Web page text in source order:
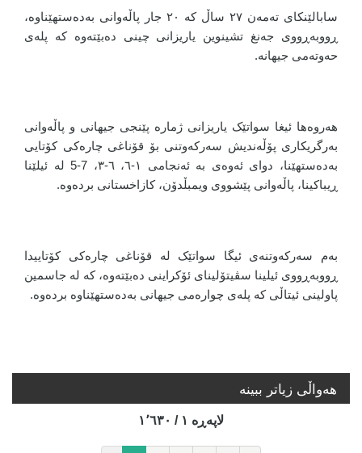
سابالێنکای تەمەن ٢٧ ساڵ کە ٢٠ جار پاڵەوانی بەدەستهێناوە،
ڕووبەڕووی جەنغ تشينوين یاریزانی چینی دەبێتەوە کە پلەی
حەوتەمی جیهانە.
هەروەها ئیغا سواتێک یاریزانی ژمارە پێنجی جیهانی و پاڵەوانی
بەرگریکاری پۆڵەندیش سەرکەوتنی بۆ قۆناغی چارەکی کۆتایی
بەدەستهێنا، دوای ئەوەی بە ئەنجامی ١-٦، ٦-٣، 7-5 لە ئیلێنا
ڕیباکینا، پاڵەوانی پێشووی ویمبڵدۆن، کازاخستانی بردەوە.
بەم سەرکەوتنەی ئیگا سواتێک لە قۆناغی چارەکی کۆتاییدا
ڕووبەڕووی ئیلینا سڤیتۆلینای ئۆکراینی دەبێتەوە، کە لە جاسمین
پاولینی ئیتاڵی کە پلەی چوارەمی جیهانی بەدەستهێناوە بردەوە.
هه‌واڵی زیاتر ببینە
لاپه‌ڕه‌ ١ / ١٬٦٣٠